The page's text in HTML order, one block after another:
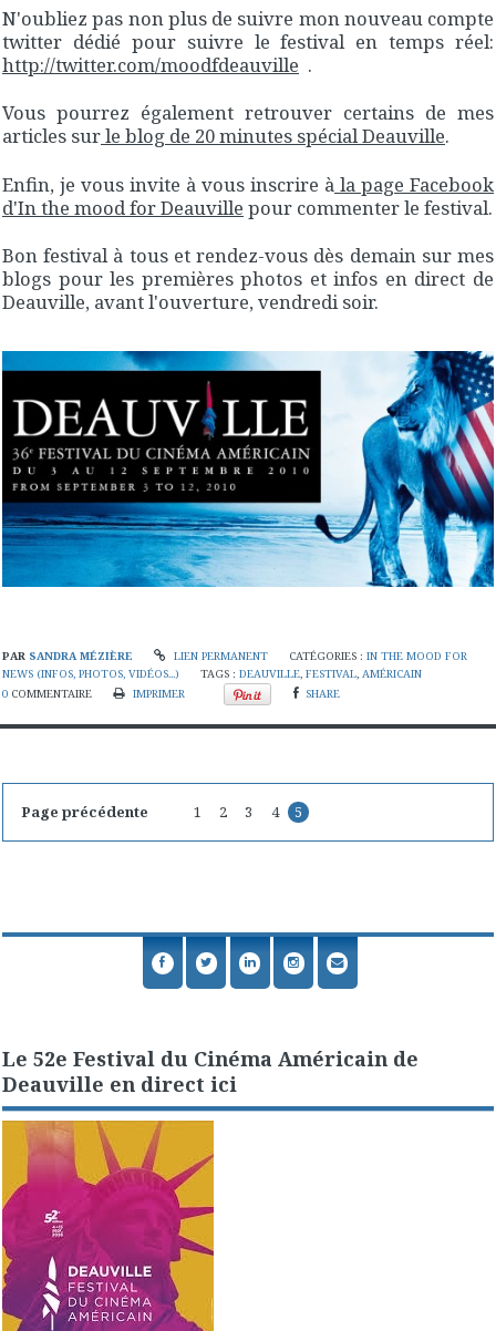
N'oubliez pas non plus de suivre mon nouveau compte
twitter dédié pour suivre le festival en temps réel:
http://twitter.com/moodfdeauville .
Vous pourrez également retrouver certains de mes
articles surle blog de 20 minutes spécial Deauville.
Enfin, je vous invite à vous inscrire à la page Facebook
d'In the mood for Deauville pour commenter le festival.
Bon festival à tous et rendez-vous dès demain sur mes
blogs pour les premières photos et infos en direct de
Deauville, avant l'ouverture, vendredi soir.
PAR SANDRA MÉZIÈRE LIEN PERMANENT CATÉGORIES :IN THE MOOD FOR
NEWS (INFOS, PHOTOS, VIDÉOS...)
TAGS :DEAUVILLE,FESTIVAL,AMÉRICAIN
0 COMMENTAIRE IMPRIMER SHARE
Page précédente 1 2 3 4 5
Le 52e Festival du Cinéma Américain de
Deauville en direct ici